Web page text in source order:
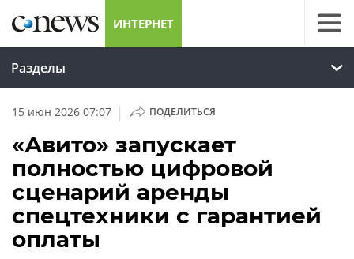
ИНТЕРНЕТ
Разделы
15 июн 2026 07:07 | ПОДЕЛИТЬСЯ
«Авито» запускает
полностью цифровой
сценарий аренды
спецтехники с гарантией
оплаты